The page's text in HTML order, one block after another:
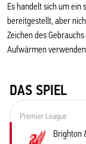
Es handelt sich um ein
bereitgestellt, aber
Zeichen des
Aufwärmen
DAS SPIEL
Premier League
Brighton